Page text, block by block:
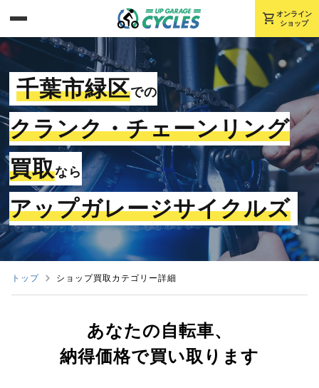
shopping_cart オンライン
ショップ
千葉市緑区での
クランク・チェーンリング
買取なら
アップガレージサイクルズ
トップ ショップ買取カテゴリー詳細
あなたの自転車、
納得価格で買い取ります